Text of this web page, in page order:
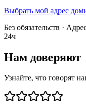
Выбрать мой адрес
Без обязательств ·
24ч
Нам доверяют
Узнайте, что говорят